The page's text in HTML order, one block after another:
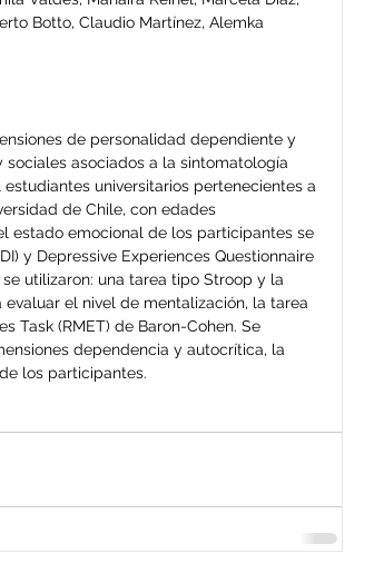
Botto, Claudio Martínez, Alemka
de personalidad dependiente y
asociados a la sintomatología
universitarios pertenecientes a
de Chile, con edades
estado emocional de los participantes se
y Depressive Experiences Questionnaire
utilizaron: una tarea tipo Stroop y la
el nivel de mentalización, la tarea
Task (RMET) de Baron-Cohen. Se
dependencia y autocrítica, la
los participantes.